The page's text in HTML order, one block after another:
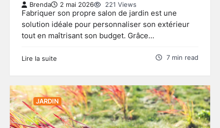
Brenda 2 mai 2026 221 Views
Fabriquer son propre salon de jardin est une
solution idéale pour personnaliser son extérieur
tout en maîtrisant son budget. Grâce…
Lire la suite 7 min read
JARDIN